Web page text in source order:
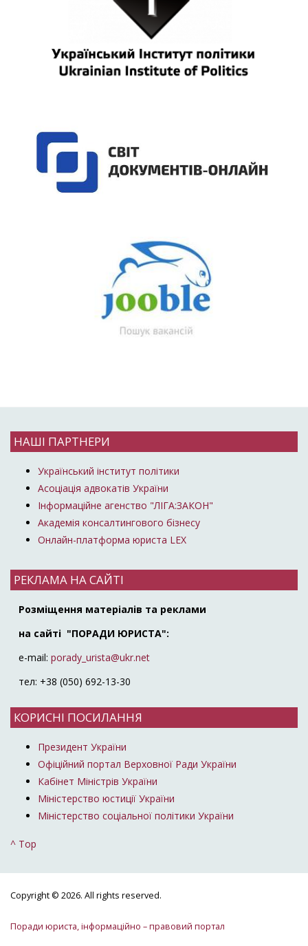
НАШІ ПАРТНЕРИ
Український інститут політики
Асоціація адвокатів України
Інформаційне агенство "ЛІГА:ЗАКОН"
Академія консалтингового бізнесу
Онлайн-платформа юриста LEX
РЕКЛАМА НА САЙТІ
Розміщення матеріалів та реклами
на сайті "ПОРАДИ ЮРИСТА":
e-mail: porady_urista@ukr.net
тел: +38 (050) 692-13-30
КОРИСНІ ПОСИЛАННЯ
Президент України
Офіційний портал Верховної Ради України
Кабінет Міністрів України
Міністерство юстиції України
Міністерство соціальної політики України
^ Top
Copyright © 2026. All rights reserved.
Поради юриста, інформаційно – правовий портал